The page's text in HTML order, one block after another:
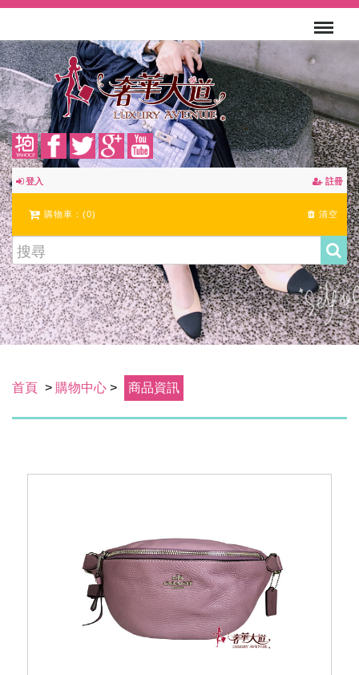
登入 註冊
購物車：(0) 清空
首頁 > 購物中心 > 商品資訊